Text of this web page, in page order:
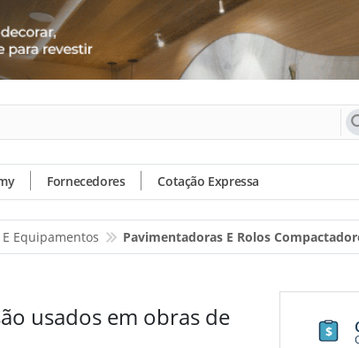
Fornecedores Cotação Expressa
Equipamentos Pavimentadoras E Rolos
usados em obras de